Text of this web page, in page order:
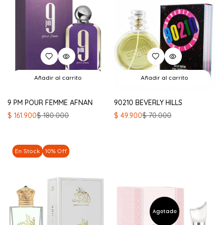
Añadir al carrito
9 PM POUR FEMME AFNAN
$180.000
El
era:
$ 180.000.
$ 161.900
El
es:
$ 161.900.
Añadir al carrito
90210 BEVERLY HILLS
$70.000
El
$ 49.900
El
En Stock 10% Off